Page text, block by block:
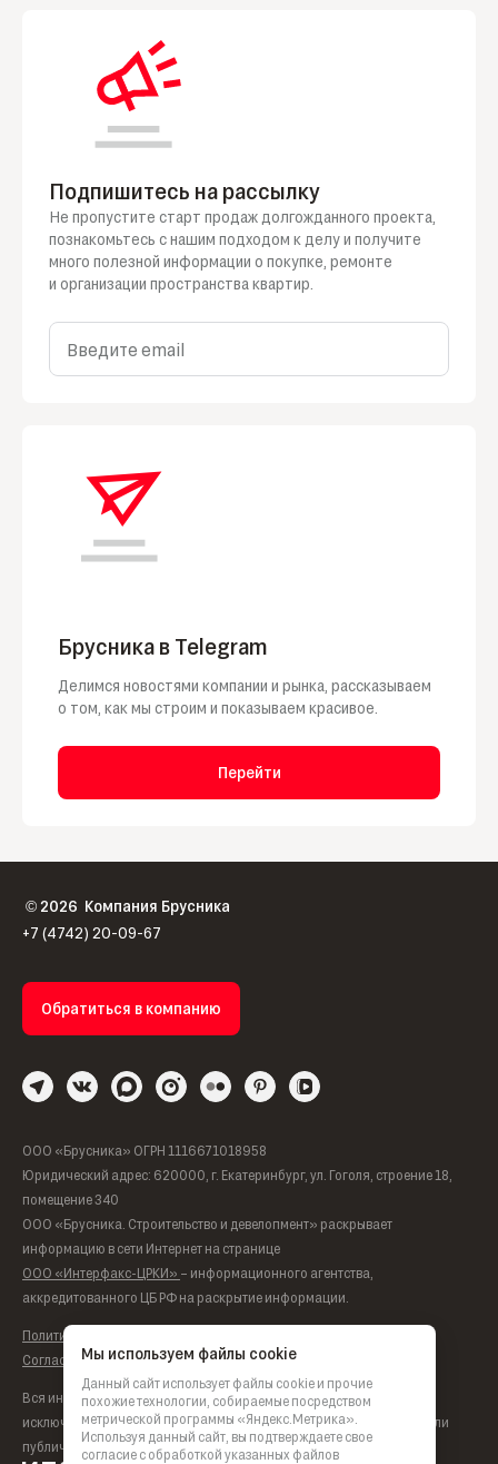
Подпишитесь на рассылку
Не пропустите старт продаж долгожданного проекта,
познакомьтесь с нашим подходом к делуи получите
много полезной информации о покупке , ремонте
и организации пространства квартир.
Введите email
Брусника в Telegram
Делимся новостями компании и рынка, рассказываем
о том, как мы строим и показываем красивое.
Перейти
©2026 Компания Брусника
+7 (4742) 20-09-67
Обратиться в компанию
ООО «Брусника» ОГРН 1116671018958
Юридический адрес: 620000, г. Екатеринбург, ул. Гоголя, строение 18,
помещение 340
ООО «Брусника. Строительство и девелопмент» раскрывает
информацию в сети Интернет на странице
ООО «Интерфакс-ЦРКИ» – информационного агентства,
аккредитованного ЦБ РФ на раскрытие информации.
Политика обработки персональных данных
Согласие на обработку персональных данных
Вся информация, представленная на данном сайте, носит
исключительно информационный характер, не является офертой или
публичной офертой согласно ст. 435, п. 2 ст. 437 ГК РФ.
Мы используем файлы cookie
Данный сайт использует файлы cookie и прочие
похожие технологии, собираемые посредством
метрической программы «Яндекс.Метрика».
Используя данный сайт, вы подтверждаете свое
согласие с обработкой указанных файлов